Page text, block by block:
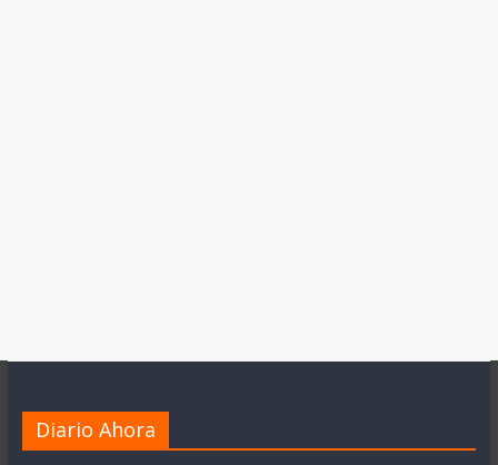
Diario Ahora